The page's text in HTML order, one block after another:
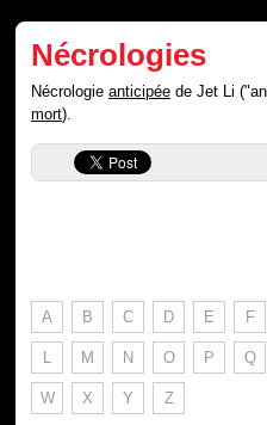
Nécrologies
Nécrologieanticipée de Jet Li
mort).
A B C D E F
L M N O P Q
W X Y Z